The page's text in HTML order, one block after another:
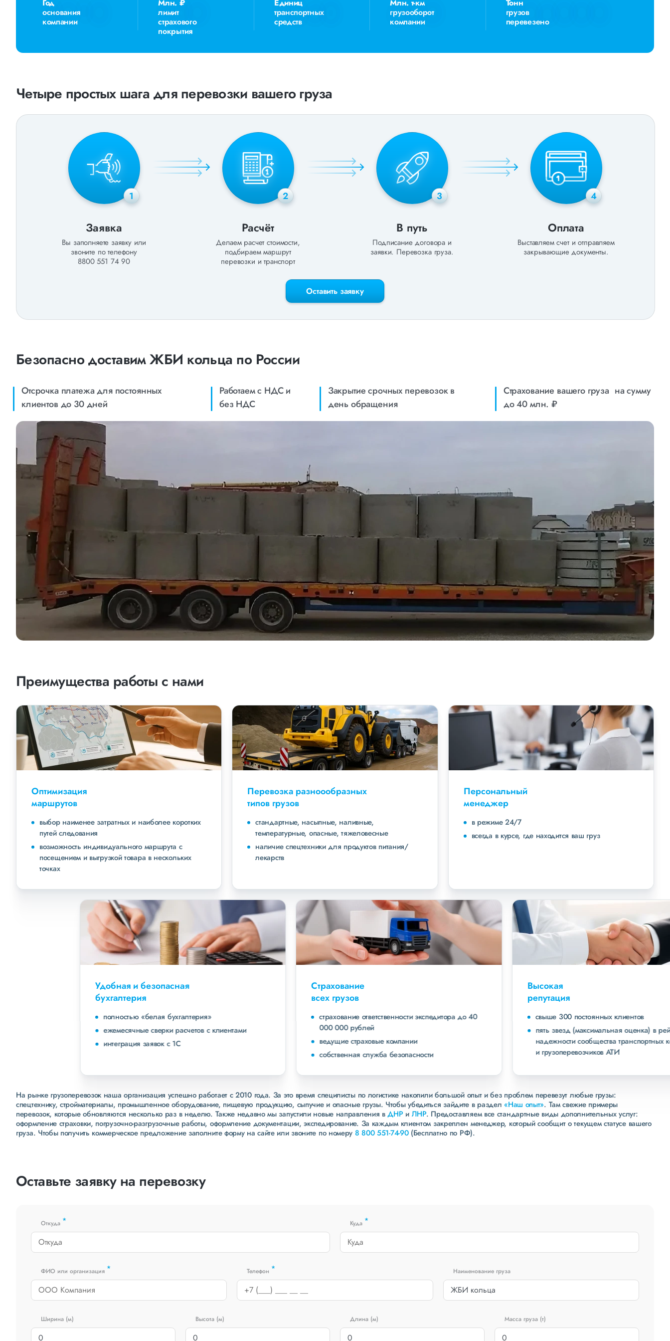
Год
основания
компании
Млн. ₽
лимит
страхового
покрытия
Единиц
транспортных
средств
Млн. т-км
грузооборот
компании
Тонн
грузов
перевезено
Четыре простых шага для перевозки вашего груза
1
Заявка
Вы заполняете заявку или
звоните по телефону
8800 551 74 90
2
Расчёт
Делаем расчет стоимости,
подбираем маршрут
перевозки и транспорт
3
В путь
Подписание договора и
заявки. Перевозка груза.
4
Оплата
Выставляем счет и отправляем
закрывающие документы.
Оставить заявку
Безопасно доставим ЖБИ кольца по России
Отсрочка платежа для постоянных
клиентов до 30 дней
Работаем с НДС и
без НДС
Закрытие срочных перевозок в
день обращения
Страхование вашего груза на сумму
до 40 млн. ₽
Преимущества работы с нами
Оптимизация
маршрутов
выбор наименее затратных и наиболее коротких
путей следования
возможность индивидуального маршрута с
посещением и выгрузкой товара в нескольких
точках
Перевозка разноообразных
типов грузов
стандартные, насыпные, наливные,
температурные, опасные, тяжеловесные
наличие спецтехники для продуктов питания/
лекарств
Персональный
менеджер
в режиме 24/7
всегда в курсе, где находится ваш груз
Удобная и безопасная
полностью «белая бухгалтерия»
ежемесячные сверки расчетов с клиентами
интеграция заявок с 1С
страхование ответственности экспедитора до 40
ведущие страховые компании
собственная служба безопасности
свыше 300 постоянных клиентов
пять звезд (максимальная оценка) в рейтинге
надежности сообщества транспортных компаний
и грузоперевозчиков АТИ
На рынке грузоперевозок наша организация успешно работает с 2010 года. За это время специлисты по логистике накопили большой опыт и без проблем перевезут любые грузы:
спецтехнику, стройматериалы, промышленное оборудование, пищевую продукцию, сыпучие и опасные грузы. Чтобы убедиться зайдите в раздел«Наш опыт». Там свежие примеры
перевозок, которые обновляются несколько раз в неделю. Также недавно мы запустили новые направления вДНР и ЛНР. Предоставляем все стандартные виды дополнительных услуг:
оформление страховки, погрузочно-разгрузочные работы, оформление документации, экспедирование. За каждым клиентом закреплен менеджер, который сообщит о текущем статусе вашего
груза. Чтобы получить коммерческое предложение заполните форму на сайте или звоните по номеру 8 800 551-74-90(Бесплатно по РФ).
Оставьте заявку на перевозку
Откуда * Куда *
ФИО или организация * Телефон * Наименование груза
Ширина (м) Высота (м) Длина (м) Масса груза (т)